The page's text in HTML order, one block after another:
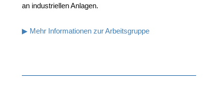
an indus­tri­el­len Anlagen.
▶ Mehr Infor­ma­tio­nen zur Arbeitsgruppe